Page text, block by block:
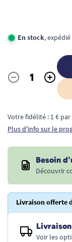
En stock,
Quantité
- +
Votre fidélité : 1 €
Plus d'info sur le
Besoin
Découvrir
Livraison offerte
Voir les